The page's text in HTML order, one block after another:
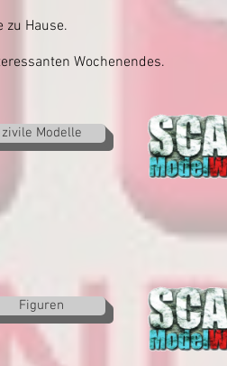
zu Hause.
Wochenendes.
zivile Modelle
Figuren